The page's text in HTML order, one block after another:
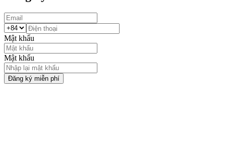
Mật khẩu
Mật khẩu
Đăng ký miễn phí